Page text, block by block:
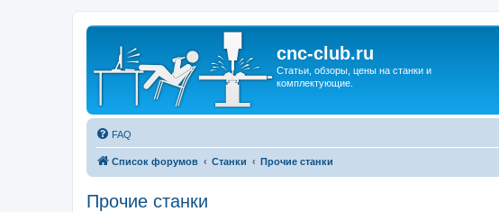
cnc-club.ru
Статьи, обзоры, цены на станки и
комплектующие.
FAQ
Список форумов Станки Прочие станки
Прочие станки